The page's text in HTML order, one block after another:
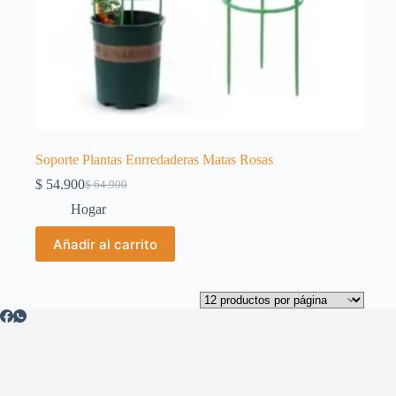
Soporte Plantas Enrredaderas Matas Rosas
$64.900
El
precio
original
era:
$ 64.900.
$ 54.900El
precio
actual
es:
$ 54.900.
Hogar
Añadir al carrito